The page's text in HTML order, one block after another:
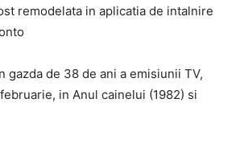
remodelata in aplicatia de intalnire
gazda de 38 de ani a emisiunii TV,
in Anul cainelui (1982) si